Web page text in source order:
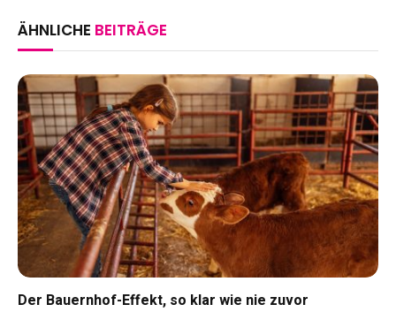
ÄHNLICHE BEITRÄGE
Der Bauernhof-Effekt, so klar wie nie zuvor